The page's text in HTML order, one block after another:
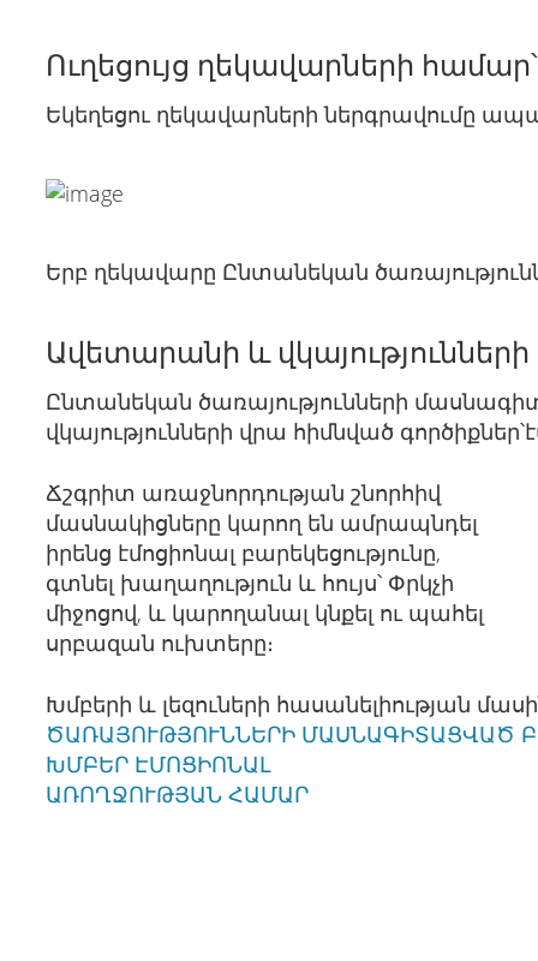
Ուղեցույց ղեկավարների
Եկեղեցու ղեկավարների ներգրավումը
Երբ ղեկավարը Ընտանեկան
Ավետարանի և
Ընտանեկան ծառայությունների
վկայությունների վրա հիմնված
Ճշգրիտ առաջնորդության շնորհիվ
մասնակիցները կարող են ամրապնդել
իրենց էմոցիոնալ բարեկեցությունը,
գտնել խաղաղություն և հույս՝ Փրկչի
միջոցով, և կարողանալ կնքել ու պահել
սրբազան ուխտերը։
Խմբերի և լեզուների հասանելիության
ԾԱՌԱՅՈՒԹՅՈՒՆՆԵՐԻ ՄԱՍՆԱԳԻՏԱՑՎԱԾ
ԽՄԲԵՐ ԷՄՈՑԻՈՆԱԼ
ԱՌՈՂՋՈՒԹՅԱՆ ՀԱՄԱՐ